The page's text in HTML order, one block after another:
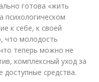
готова «жить
к себе, к своей
что молодость
теперь можно не
комплексный уход за
средства.